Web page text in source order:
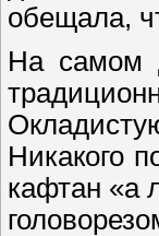
обещала,
На самом
Никакого
кафтан «а